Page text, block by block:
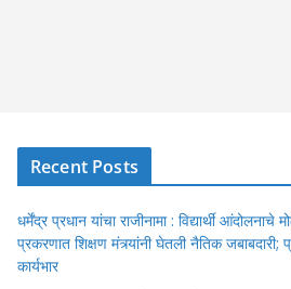
Recent Posts
धर्मेंद्र प्रधान यांचा राजीनामा : विद्यार्थी
प्रकरणात शिक्षण मंत्र्यांनी घेतली नैतिक जबाबदारी;
कार्यभार